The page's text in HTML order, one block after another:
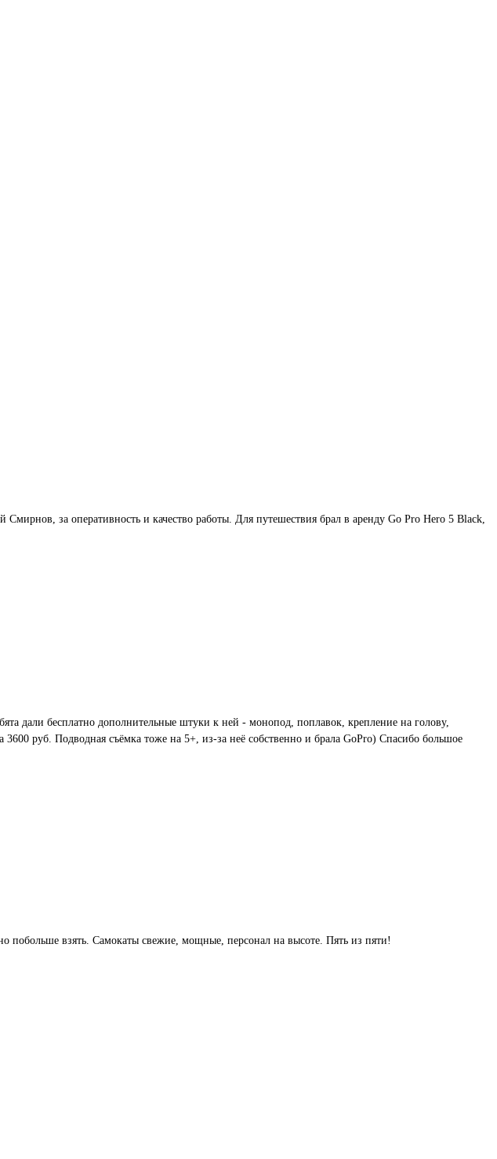
за оперативность и качество работы. Для путешествия брал в аренду Go Pro Hero 5 Black,
дали бесплатно дополнительные штуки к ней - монопод, поплавок, крепление на голову,
руб. Подводная съёмка тоже на 5+, из-за неё собственно и брала GoPro) Спасибо большое
побольше взять. Самокаты свежие, мощные, персонал на высоте. Пять из пяти!